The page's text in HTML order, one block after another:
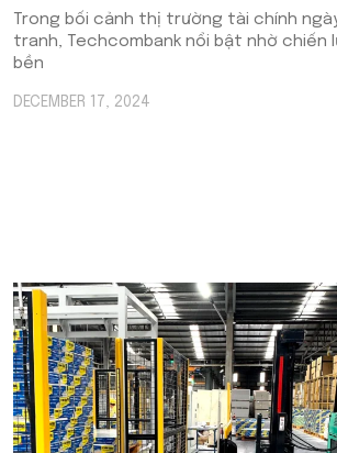
Trong bối cảnh thị trường tài chính
tranh, Techcombank nổi bật nhờ chiến
bền
DECEMBER 17, 2024